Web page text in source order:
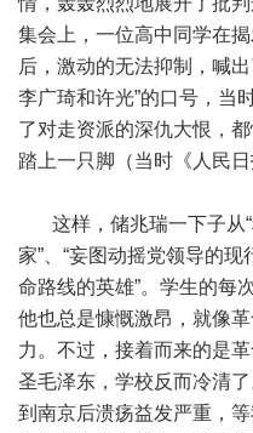
集会上，一位高中同学在
后，激动的无法抑制，喊
李广琦和许光”的口号，当
了对走资派的深仇大恨，
踏上一只脚（当时《人民日
这样，储兆瑞一下子从“
家”、“妄图动摇党领导的现
命路线的英雄”。学生的每
他也总是慷慨激昂，就像
力。不过，接着而来的是
圣毛泽东，学校反而冷清
到南京后溃疡益发严重，